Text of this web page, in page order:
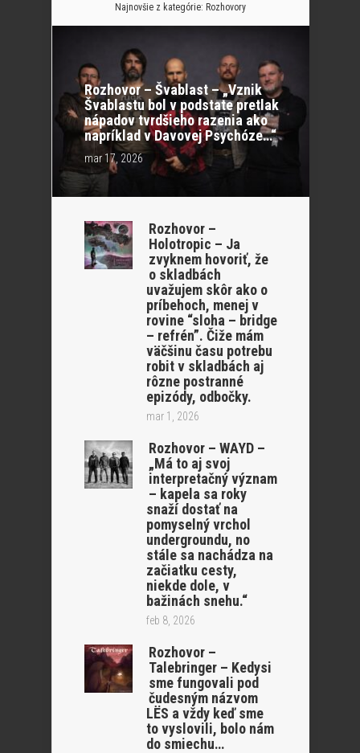
Najnovšie z kategórie: Rozhovory
Rozhovor – Švablast – „Vznik
Švablastu bol v podstate pretlak
nápadov tvrdšieho razenia ako
napríklad v Davovej Psychóze…“
mar 17, 2026
Rozhovor –
Holotropic – Ja
zvyknem hovoriť, že
o skladbách
uvažujem skôr ako o
príbehoch, menej v
rovine “sloha – bridge
– refrén”. Čiže mám
väčšinu času potrebu
robit v skladbách aj
rôzne postranné
epizódy, odbočky.
mar 1, 2026
Rozhovor – WAYD –
„Má to aj svoj
interpretačný význam
– kapela sa roky
snaží dostať na
pomyselný vrchol
undergroundu, no
stále sa nachádza na
začiatku cesty,
niekde dole, v
bažinách snehu.“
feb 8, 2026
Rozhovor –
Talebringer – Kedysi
sme fungovali pod
čudesným názvom
LËS a vždy keď sme
to vyslovili, bolo nám
do smiechu…